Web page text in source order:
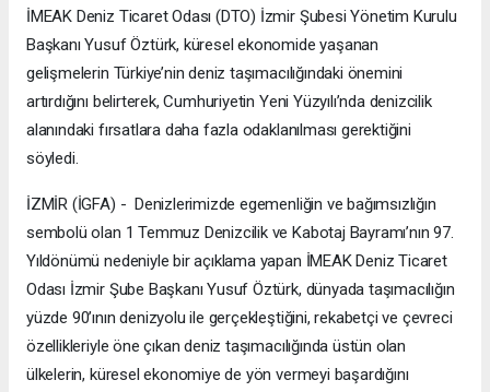
İMEAK Deniz Ticaret Odası (DTO) İzmir Şubesi Yönetim Kurulu
Başkanı Yusuf Öztürk, küresel ekonomide yaşanan
gelişmelerin Türkiye’nin deniz taşımacılığındaki önemini
artırdığını belirterek, Cumhuriyetin Yeni Yüzyılı’nda denizcilik
alanındaki fırsatlara daha fazla odaklanılması gerektiğini
söyledi.
İZMİR (İGFA) - Denizlerimizde egemenliğin ve bağımsızlığın
sembolü olan 1 Temmuz Denizcilik ve Kabotaj Bayramı’nın 97.
Yıldönümü nedeniyle bir açıklama yapan İMEAK Deniz Ticaret
Odası İzmir Şube Başkanı Yusuf Öztürk, dünyada taşımacılığın
yüzde 90’ının denizyolu ile gerçekleştiğini, rekabetçi ve çevreci
özellikleriyle öne çıkan deniz taşımacılığında üstün olan
ülkelerin, küresel ekonomiye de yön vermeyi başardığını